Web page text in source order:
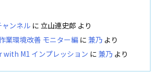
ンネル に 立山連史郎 より
業環境改善 モニター編 に 兼乃 より
with M1 インプレッション に 兼乃 より